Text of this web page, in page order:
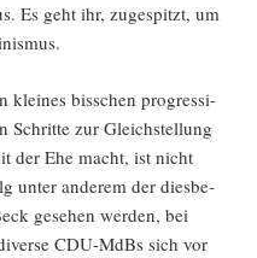
Es geht ihr, zuge­spitzt, um
klei­nes biss­chen pro­gres­si­
Schrit­te zur Gleich­stel­lung
der Ehe macht, ist nicht
unter ande­rem der dies­be­
gese­hen wer­den, bei
CDU-MdBs sich vor